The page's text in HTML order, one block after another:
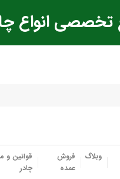
انواع
وبلاگ
فروش
عمده
قوانین و
چادر